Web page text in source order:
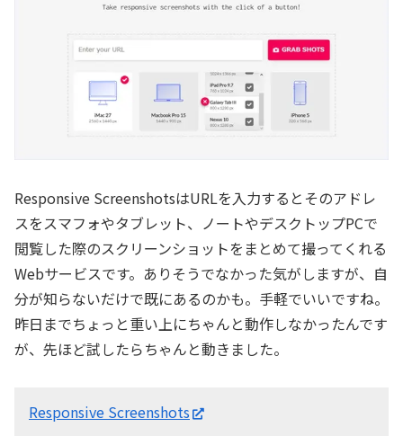
Responsive ScreenshotsはURLを入力するとそのアドレ
スをスマフォやタブレット、ノートやデスクトップPCで
閲覧した際のスクリーンショットをまとめて撮ってくれる
Webサービスです。ありそうでなかった気がしますが、自
分が知らないだけで既にあるのかも。手軽でいいですね。
昨日までちょっと重い上にちゃんと動作しなかったんです
が、先ほど試したらちゃんと動きました。
Responsive Screenshots